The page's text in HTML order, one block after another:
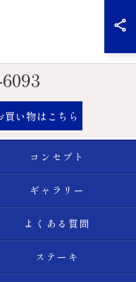
買い物はこちら
コンセプト
ギャラリー
よくある質問
ステーキ